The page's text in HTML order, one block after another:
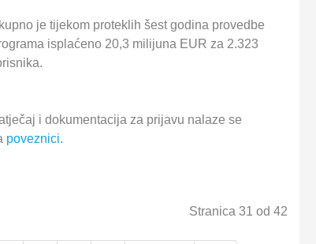
je tijekom proteklih šest godina provedbe
isplaćeno 20,3 milijuna EUR za 2.323
i dokumentacija za prijavu nalaze se
poveznici.
Stranica 31 od 42